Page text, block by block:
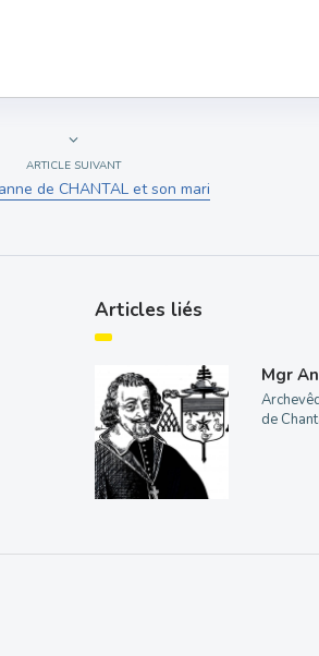
ARTICLE SUIVANT
de CHANTAL et son mari
Articles liés
Mgr
de